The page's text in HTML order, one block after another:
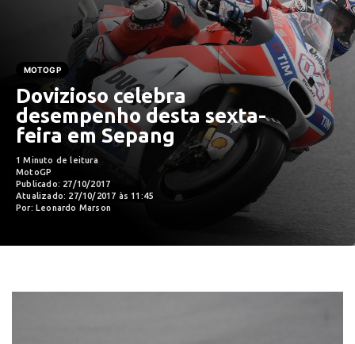
MOTOGP
Dovizioso celebra
desempenho desta sexta-
feira em Sepang
1 Minuto de leitura
MotoGP
Publicado: 27/10/2017
Atualizado: 27/10/2017 às 11:45
Por: Leonardo Marson